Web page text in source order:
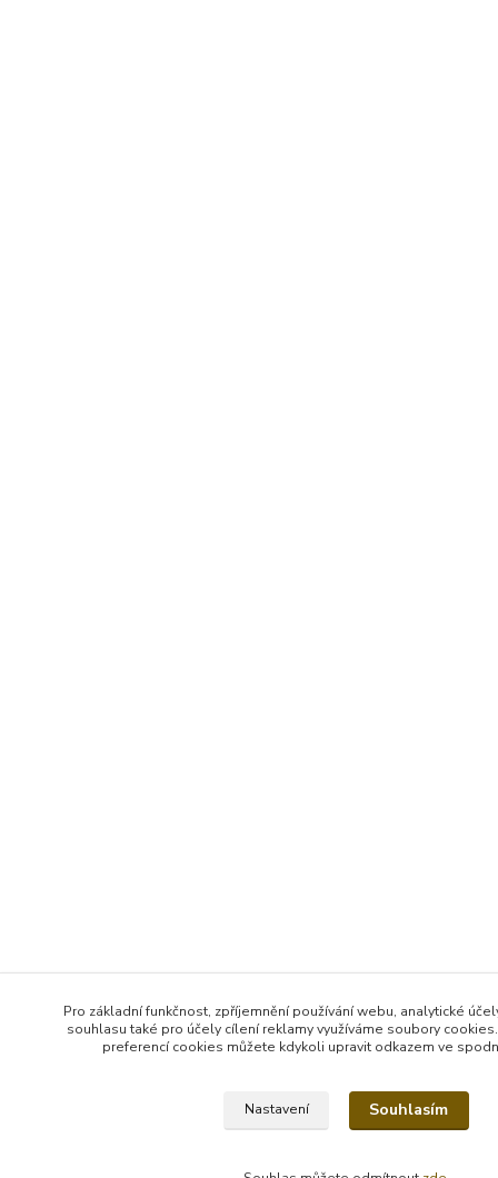
Pro základní funkčnost, zpříjemnění používání webu, analytické
souhlasu také pro účely cílení reklamy využíváme soubory
preferencí cookies můžete kdykoli upravit odkazem ve
Nastavení Souhlasím